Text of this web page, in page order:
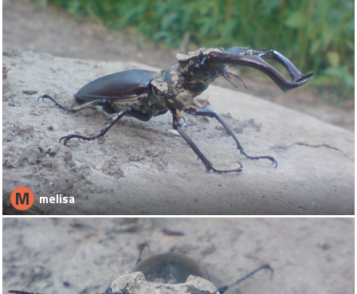
M melisa